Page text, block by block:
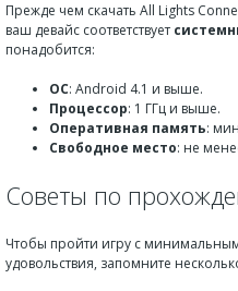
Прежде чем скачать All Lights
ваш девайс соответствует
понадобится:
ОС: Android 4.1 и выше.
Процессор: 1 ГГц и выше.
Оперативная память:
Свободное место: не
Советы по
Чтобы пройти игру с
удовольствия, запомните